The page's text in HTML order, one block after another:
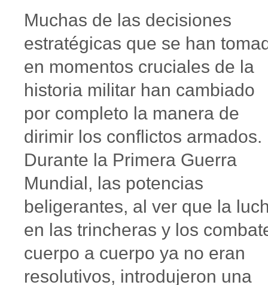
Muchas de las decisiones
estratégicas que se han
en momentos cruciales de la
historia militar han cambiado
por completo la manera de
dirimir los conflictos armados.
Durante la Primera Guerra
Mundial, las potencias
beligerantes, al ver que la
en las trincheras y los
cuerpo a cuerpo ya no eran
resolutivos, introdujeron una